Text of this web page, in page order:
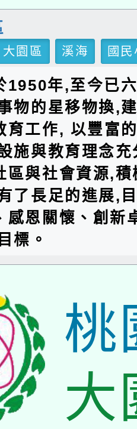
大園區 溪海 國
1950年,至今已
物的星移物換,
育工作, 以豐富
施與教育理念
區與社會資源,
了長足的進展,
感恩關懷、創新
標。
桃
大